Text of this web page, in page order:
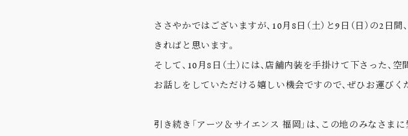
ささやかではございますが、10月8日（土）と9日（日）の2
きればと思います。
そして、10月8日（土）には、店舗内装を手掛けて下さった、
お話しをしていただける嬉しい機会ですので、ぜひお運びく
引き続き「アーツ＆サイエンス 福岡」は、この地のみなさ